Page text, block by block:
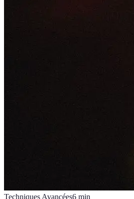
Techniques Avancées6 min